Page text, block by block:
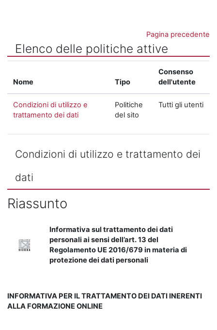
Pagina precedente
Elenco delle politiche attive
Nome Tipo
Consenso
dell'utente
Condizioni di utilizzo e
trattamento dei dati
Politiche
del sito
Tutti gli utenti
Condizioni di utilizzo e trattamento dei
dati
Riassunto
Informativa sul trattamento dei dati
personali ai sensi dell’art. 13 del
Regolamento UE 2016/679 in materia di
protezione dei dati personali
INFORMATIVA PER IL TRATTAMENTO DEI DATI INERENTI
ALLA FORMAZIONE ONLINE